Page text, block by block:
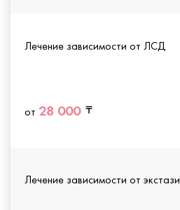
Лечение зависимости от ЛСД
от 28 000
Лечение зависимости от экстази